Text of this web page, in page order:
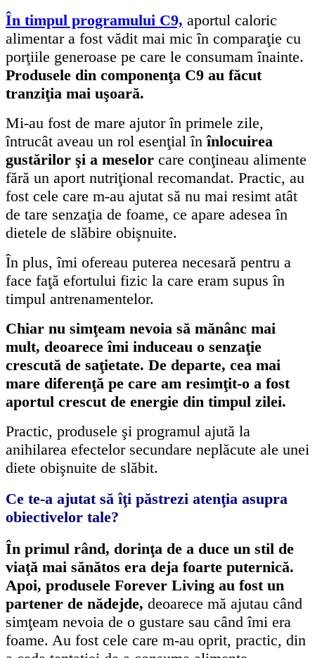
În timpul programului C9, aportul caloric
alimentar a fost vădit mai mic în comparaţie cu
porţiile generoase pe care le consumam înainte.
Produsele din componenţa C9 au făcut
tranziţia mai uşoară.
Mi-au fost de mare ajutor în primele zile,
întrucât aveau un rol esenţial înînlocuirea
gustărilor şi a meselor care conţineau alimente
fără un aport nutriţional recomandat. Practic, au
fost cele care m-au ajutat să nu mai resimt atât
de tare senzaţia de foame, ce apare adesea în
dietele de slăbire obişnuite.
În plus, îmi ofereau puterea necesară pentru a
face faţă efortului fizic la care eram supus în
timpul antrenamentelor.
Chiar nu simţeam nevoia să mănânc mai
mult, deoarece îmi induceau o senzaţie
crescută de saţietate. De departe, cea mai
mare diferenţă pe care am resimţit-o a fost
aportul crescut de energie din timpul zilei.
Practic, produsele şi programul ajută la
anihilarea efectelor secundare neplăcute ale unei
diete obişnuite de slăbit.
Ce te-a ajutat să îţi păstrezi atenţia asupra
obiectivelor tale?
În primul rând, dorinţa de a duce un stil de
viaţă mai sănătos era deja foarte puternică.
Apoi, produsele Forever Living au fost un
partener de nădejde, deoarece mă ajutau când
simţeam nevoia de o gustare sau când îmi era
foame. Au fost cele care m-au oprit, practic, din